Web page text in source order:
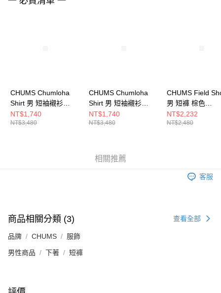
２．關於個人資料處理事宜，請瀏覽以下網址：
CHUMS Chumloha
Shirt 男 短袖襯衫
CH021105Z282
NT$1,740
NT$3,480
CHUMS Chumloha
Shirt 男 短袖襯衫
CH021105Z271
NT$1,740
NT$3,480
CHUMS Field
男 短褲 棕色
CH031427B005
NT$2,232
NT$2,480
相關推薦
客服
商品相關分類 (3) 查看全部
品牌 CHUMS 服飾
男性商品 下著 短褲